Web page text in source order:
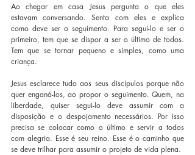
Ao chegar em casa Jesus pergunta o que eles
estavam conversando. Senta com eles e explica
como deve ser o seguimento. Para segui-lo e ser o
primeiro, tem que se dispor a ser o último de todos.
Tem que se tornar pequeno e simples, como uma
criança.
Jesus esclarece tudo aos seus discípulos porque não
quer enganá-los, ao propor o seguimento. Quem, na
liberdade, quiser segui-lo deve assumir com a
disposição e o despojamento necessários. Por isso
precisa se colocar como o último e servir a todos
com alegria. Esse é seu reino. Esse é o caminho que
se deve trilhar para assumir o projeto de vida plena.